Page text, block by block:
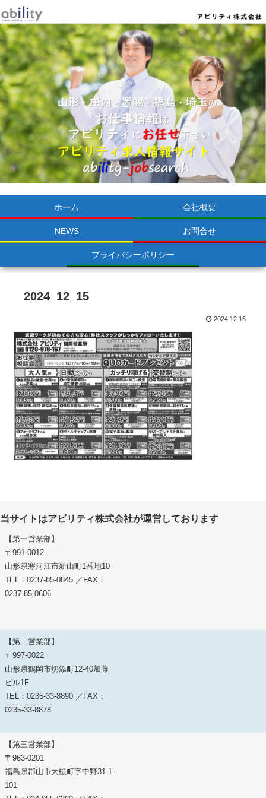
ホーム 会社概要
NEWS お問合せ
プライバシーポリシー
2024_12_15
2024.12.16
当サイトはアビリティ株式会社が運営しております
【第一営業部】
〒991-0012
山形県寒河江市新山町1番地10
TEL：0237-85-0845 ／FAX：
0237-85-0606
【第二営業部】
〒997-0022
山形県鶴岡市切添町12-40加藤
ビル1F
TEL：0235-33-8890 ／FAX：
0235-33-8878
【第三営業部】
〒963-0201
福島県郡山市大槻町字中野31-1-
101